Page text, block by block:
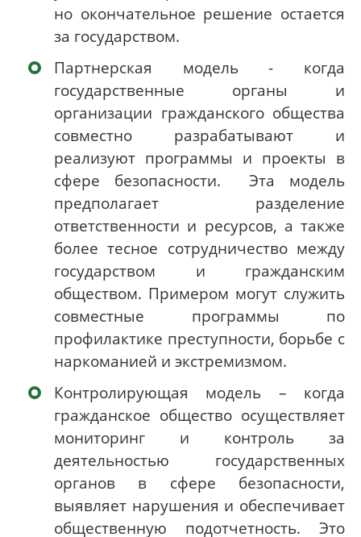
но окончательное решение остается
за государством.
Партнерская модель - когда
государственные органы и
организации гражданского общества
совместно разрабатывают и
реализуют программы и проекты в
сфере безопасности. Эта модель
предполагает разделение
ответственности и ресурсов, а также
более тесное сотрудничество между
государством и гражданским
обществом. Примером могут служить
совместные программы по
профилактике преступности, борьбе с
наркоманией и экстремизмом.
Контролирующая модель – когда
гражданское общество осуществляет
мониторинг и контроль за
деятельностью государственных
органов в сфере безопасности,
выявляет нарушения и обеспечивает
общественную подотчетность. Это